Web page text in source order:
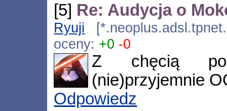
[5] Re: Audycja o
Ryuji
oceny: +0 -0
Z chęcią
(nie)przyjemnie
Odpowiedz